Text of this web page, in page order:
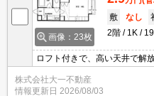
画像：23枚
敷
なし
2階
1K
ロフト付きで、高い天井で解
限定で、冷蔵庫・洗濯機・電
株式会社大一不動産
情報更新日 2026/08/03